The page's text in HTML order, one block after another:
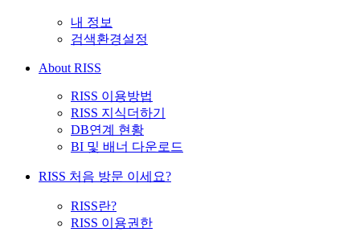
내 정보
검색환경설정
About RISS
RISS 이용방법
RISS 지식더하기
DB연계 현황
BI 및 배너 다운로드
RISS 처음 방문 이세요?
RISS란?
RISS 이용권한